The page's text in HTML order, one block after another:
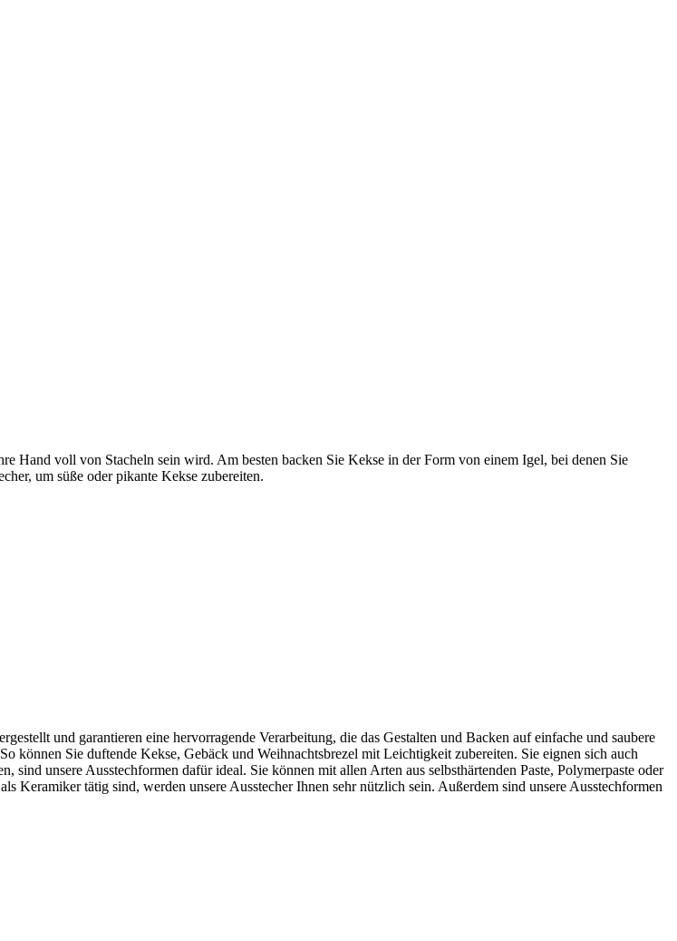
Hand voll von Stacheln sein wird. Am besten backen Sie Kekse in der Form von einem Igel, bei denen Sie
um süße oder pikante Kekse zubereiten.
und garantieren eine hervorragende Verarbeitung, die das Gestalten und Backen auf einfache und saubere
können Sie duftende Kekse, Gebäck und Weihnachtsbrezel mit Leichtigkeit zubereiten. Sie eignen sich auch
unsere Ausstechformen dafür ideal. Sie können mit allen Arten aus selbsthärtenden Paste, Polymerpaste oder
Keramiker tätig sind, werden unsere Ausstecher Ihnen sehr nützlich sein. Außerdem sind unsere Ausstechformen